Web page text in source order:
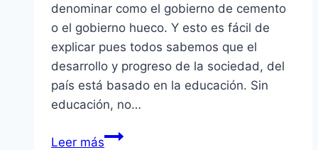
denominar como el gobierno de cemento
o el gobierno hueco. Y esto es fácil de
explicar pues todos sabemos que el
desarrollo y progreso de la sociedad, del
país está basado en la educación. Sin
educación, no…
Leer másLA